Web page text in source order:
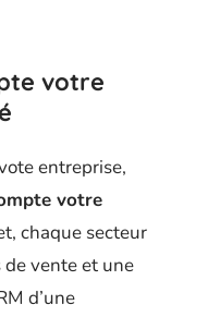
votre
entreprise,
votre
chaque secteur
de vente et une
d’une